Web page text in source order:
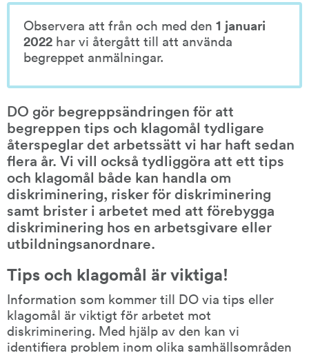
Observera att från och med den 1 januari
2022 har vi återgått till att använda
begreppet anmälningar.
DO gör begreppsändringen för att
begreppen tips och klagomål tydligare
återspeglar det arbetssätt vi har haft sedan
flera år. Vi vill också tydliggöra att ett tips
och klagomål både kan handla om
diskriminering, risker för diskriminering
samt brister i arbetet med att förebygga
diskriminering hos en arbetsgivare eller
utbildningsanordnare.
Tips och klagomål är viktiga!
Information som kommer till DO via tips eller
klagomål är viktigt för arbetet mot
diskriminering. Med hjälp av den kan vi
identifiera problem inom olika samhällsområden